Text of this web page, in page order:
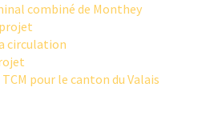
combiné de Monthey
circulation
pour le canton du Valais